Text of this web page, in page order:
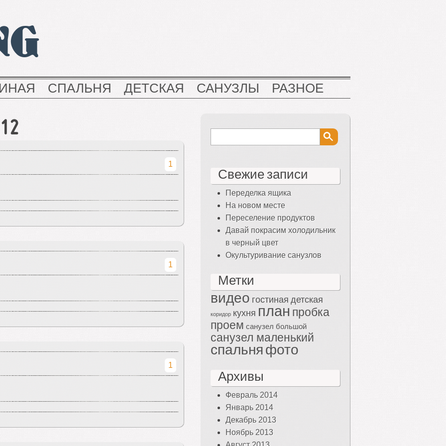
СПАЛЬНЯ ДЕТСКАЯ САНУЗЛЫ РАЗНОЕ
1
1
1
Свежие записи
Переделка ящика
На новом месте
Переселение продуктов
Давай покрасим холодильник
в черный цвет
Окультуривание санузлов
Метки
видео гостиная детская
коридор кухня план пробка
проем санузел большой
санузел маленький
спальняфото
Архивы
Февраль 2014
Январь 2014
Декабрь 2013
Ноябрь 2013